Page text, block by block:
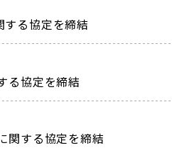
する協定を締結
る協定を締結
関する協定を締結